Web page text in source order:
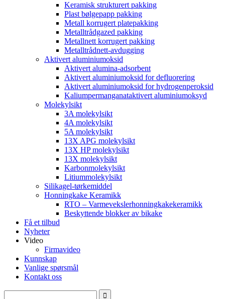
Keramisk strukturert pakking
Plast bølgepapp pakking
Metall korrugert platepakking
Metalltrådgazed pakking
Metallnett korrugert pakking
Metalltrådnett-avdugging
Aktivert aluminiumoksid
Aktivert alumina-adsorbent
Aktivert aluminiumoksid for defluorering
Aktivert aluminiumoksid for hydrogenperoksid
Kaliumpermanganataktivert aluminiumoksyd
Molekylsikt
3A molekylsikt
4A molekylsikt
5A molekylsikt
13X APG molekylsikt
13X HP molekylsikt
13X molekylsikt
Karbonmolekylsikt
Litiummolekylsikt
Silikagel-tørkemiddel
Honningkake Keramikk
RTO – Varmevekslerhonningkakekeramikk
Beskyttende blokker av bikake
Få et tilbud
Nyheter
Video
Firmavideo
Kunnskap
Vanlige spørsmål
Kontakt oss